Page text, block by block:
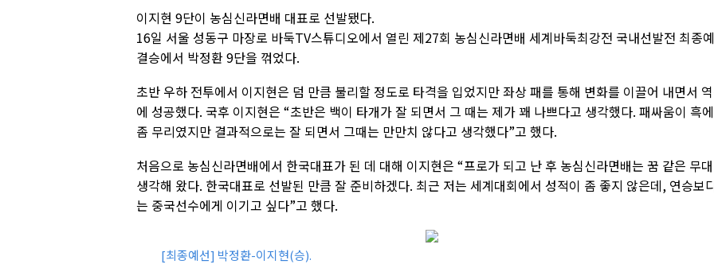
이지현 9단이 농심신라면배 대표로 선발됐다.
16일 서울 성동구 마장로 바둑TV스튜디오에서 열린 제27회 농심신라면배 세계바둑최강전 국내선발전 최종
결승에서 박정환 9단을 꺾었다.
초반 우하 전투에서 이지현은 덤 만큼 불리할 정도로 타격을 입었지만 좌상 패를 통해 변화를 이끌어 내면서
에 성공했다. 국후 이지현은 “초반은 백이 타개가 잘 되면서 그 때는 제가 꽤 나쁘다고 생각했다. 패싸움이 흑에
좀 무리였지만 결과적으로는 잘 되면서 그때는 만만치 않다고 생각했다”고 했다.
처음으로 농심신라면배에서 한국대표가 된 데 대해 이지현은 “프로가 되고 난 후 농심신라면배는 꿈 같은 무
생각해 왔다. 한국대표로 선발된 만큼 잘 준비하겠다. 최근 저는 세계대회에서 성적이 좀 좋지 않은데, 연승보
는 중국선수에게 이기고 싶다”고 했다.
[최종예선] 박정환-이지현(승).